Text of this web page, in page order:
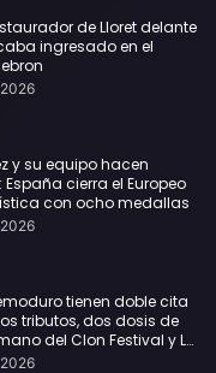
de Lloret delante
ingresado en el
y su equipo hacen
cierra el Europeo
con ocho medallas
tienen doble cita
tributos, dos dosis de
del Clon Festival y La